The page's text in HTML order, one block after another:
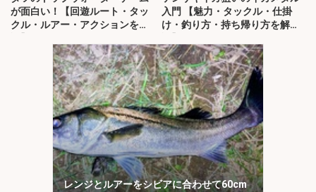
が面白い！【回遊ルート・タッ
クル・ルアー・アクションを解
入門 【魅力・タックル・仕掛
け・釣り方・持ち帰り方を解
レンジとルアーをシビアに合わせて60cm